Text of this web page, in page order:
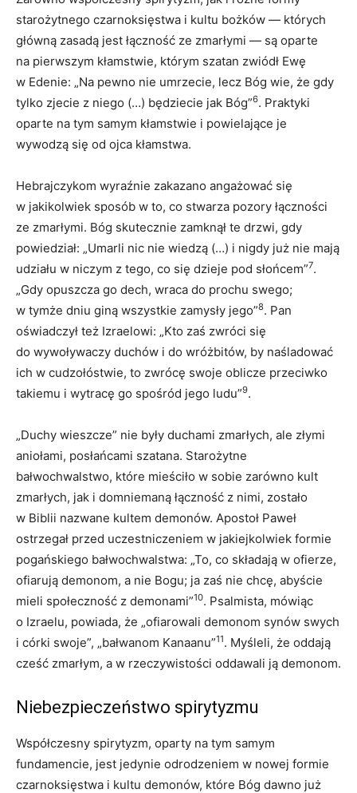
starożytnego czarnoksięstwa i kultu bożków — których
główną zasadą jest łączność ze zmarłymi — są oparte
na pierwszym kłamstwie, którym szatan zwiódł Ewę
w Edenie: „Na pewno nie umrzecie, lecz Bóg wie, że gdy
tylko zjecie z niego (…) będziecie jak Bóg”6. Praktyki
oparte na tym samym kłamstwie i powielające je
wywodzą się od ojca kłamstwa.
Hebrajczykom wyraźnie zakazano angażować się
w jakikolwiek sposób w to, co stwarza pozory łączności
ze zmarłymi. Bóg skutecznie zamknął te drzwi, gdy
powiedział: „Umarli nic nie wiedzą (…) i nigdy już nie mają
udziału w niczym z tego, co się dzieje pod słońcem”7.
„Gdy opuszcza go dech, wraca do prochu swego;
w tymże dniu giną wszystkie zamysły jego”8. Pan
oświadczył też Izraelowi: „Kto zaś zwróci się
do wywoływaczy duchów i do wróżbitów, by naśladować
ich w cudzołóstwie, to zwrócę swoje oblicze przeciwko
takiemu i wytracę go spośród jego ludu”9.
„Duchy wieszcze” nie były duchami zmarłych, ale złymi
aniołami, posłańcami szatana. Starożytne
bałwochwalstwo, które mieściło w sobie zarówno kult
zmarłych, jak i domniemaną łączność z nimi, zostało
w Biblii nazwane kultem demonów. Apostoł Paweł
ostrzegał przed uczestniczeniem w jakiejkolwiek formie
pogańskiego bałwochwalstwa: „To, co składają w ofierze,
ofiarują demonom, a nie Bogu; ja zaś nie chcę, abyście
mieli społeczność z demonami”10. Psalmista, mówiąc
o Izraelu, powiada, że „ofiarowali demonom synów swych
i córki swoje”, „bałwanom Kanaanu”11. Myśleli, że oddają
cześć zmarłym, a w rzeczywistości oddawali ją demonom.
Niebezpieczeństwo spirytyzmu
Współczesny spirytyzm, oparty na tym samym
fundamencie, jest jedynie odrodzeniem w nowej formie
czarnoksięstwa i kultu demonów, które Bóg dawno już